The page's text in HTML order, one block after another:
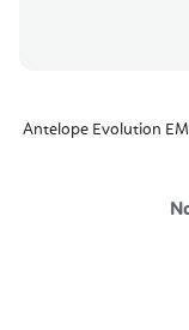
Antelope Evolution